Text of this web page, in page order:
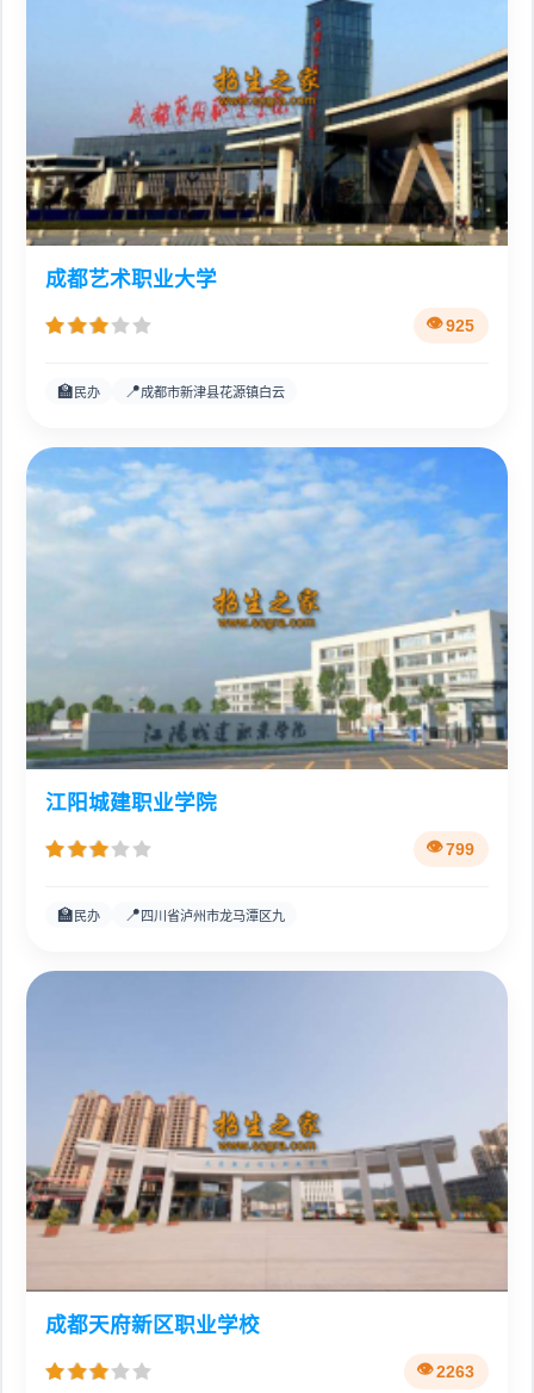
成都艺术职业大学
925
🏫 民办 📍成都市新津县花源镇白云
江阳城建职业学院
799
🏫 民办 📍四川省泸州市龙马潭区九
成都天府新区职业学校
2263